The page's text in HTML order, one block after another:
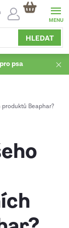
HLEDAT
NÁKUPNÍ
KOŠÍK
psa
Beaphar?